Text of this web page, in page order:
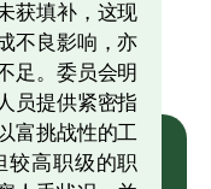
获填补，这现
不良影响，亦
足。委员会明
员提供紧密指
富挑战性的工
较高职级的职